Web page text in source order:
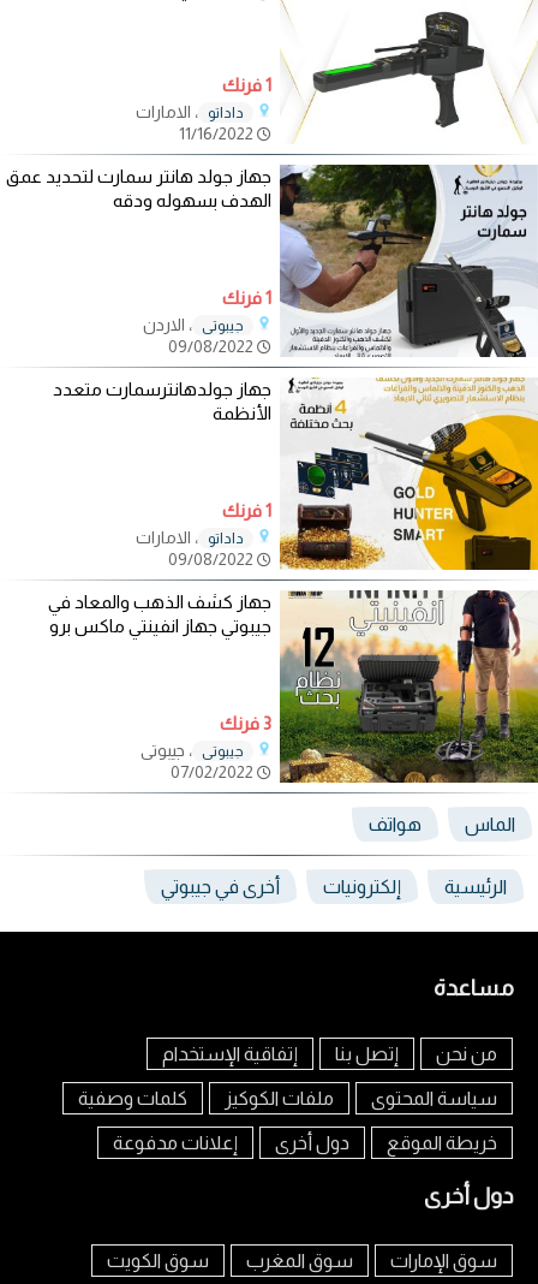
1 فرنك
داداتو
، الامارات
جهاز جولد هانتر سمارت لتحديد عمق
الهدف بسهوله ودقه
1 فرنك
جيبوتي
، الاردن
جهاز جولدهانترسمارت متعدد
الأنظمة
1 فرنك
داداتو
، الامارات
جهاز كشف الذهب والمعاد في
جيبوتي جهاز انفينتي ماكس برو
3 فرنك
جيبوتي
، جيبوتي
الماس هواتف
الرئيسية إلكترونيات أخرى في جيبوتي
مساعدة
من نحن إتصل بنا إتفاقية الإستخدام
سياسة المحتوى ملفات الكوكيز كلمات وصفية
خريطة الموقع دول أخرى إعلانات مدفوعة
دول أخرى
سوق الإمارات سوق المغرب سوق الكويت